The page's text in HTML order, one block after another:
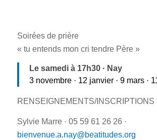
Soirées de prière
« tu entends mon cri tendre Père »
Le samedi à 17h30 · Nay
3 novembre · 12 janvier · 9 mars ·
RENSEIGNEMENTS/INSCRIPTIONS
Sylvie Marre · 05 59 61 26 26 ·
bienvenue.a.nay@beatitudes.org